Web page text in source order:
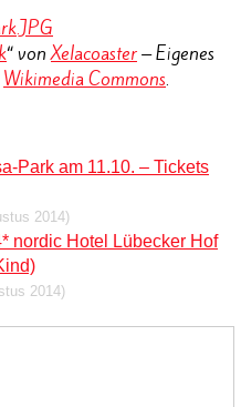
“ vonXelacoaster–Eigenes
Wikimedia Commons.
Park am 11.10. – Tickets
2014)
nordic Hotel Lübecker Hof
2014)